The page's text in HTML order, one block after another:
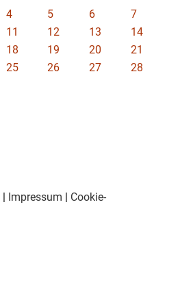
4 5 6
7
11 12 13
14
18 19 20
21
25 26 27
28
Impressum
Cookie-